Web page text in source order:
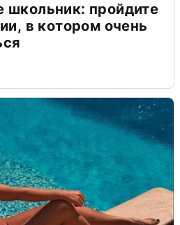
школьник: пройдите
в котором очень